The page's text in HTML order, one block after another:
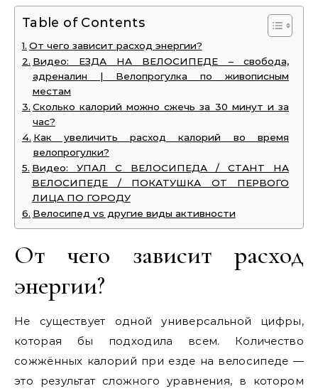
Table of Contents
От чего зависит расход энергии?
Видео: ЕЗДА НА ВЕЛОСИПЕДЕ – свобода,
адреналин | Велопрогулка по живописным
местам
Сколько калорий можно сжечь за 30 минут и за
час?
Как увеличить расход калорий во время
велопрогулки?
Видео: УПАЛ С ВЕЛОСИПЕДА / СТАНТ НА
ВЕЛОСИПЕДЕ / ПОКАТУШКА ОТ ПЕРВОГО
ЛИЦА ПО ГОРОДУ
Велосипед vs другие виды активности
От чего зависит расход
энергии?
Не существует одной универсальной цифры,
которая бы подходила всем. Количество
сожжённых калорий при езде на велосипеде —
это результат сложного уравнения, в котором